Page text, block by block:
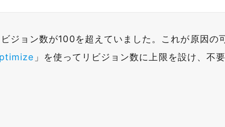
ジョン数が100を超えていました。これが原因の
」を使ってリビジョン数に上限を設け、不